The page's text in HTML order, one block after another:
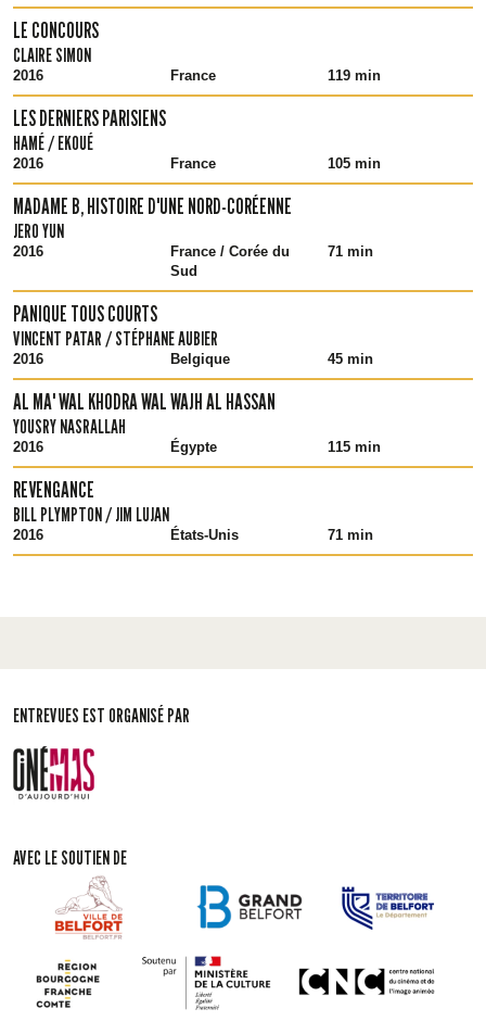
LE CONCOURS
CLAIRE SIMON
2016 France 119 min
LES DERNIERS PARISIENS
HAMÉ / EKOUÉ
2016 France 105 min
MADAME B, HISTOIRE D'UNE NORD-CORÉENNE
JERO YUN
2016
France / Corée du
Sud
71 min
PANIQUE TOUS COURTS
VINCENT PATAR / STÉPHANE AUBIER
2016 Belgique 45 min
AL MA' WAL KHODRA WAL WAJH AL HASSAN
YOUSRY NASRALLAH
2016 Égypte 115 min
REVENGANCE
BILL PLYMPTON / JIM LUJAN
2016 États-Unis 71 min
ENTREVUES EST ORGANISÉ PAR
AVEC LE SOUTIEN DE